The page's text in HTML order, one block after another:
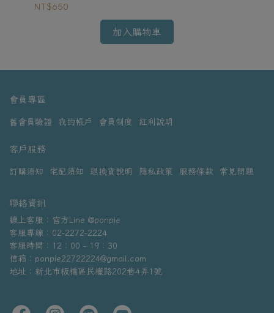
NT$650
加入購物車
會員專區
舊會員驗證 我的帳戶 會員制度 紅利說明
客戶服務
訂購須知 宅配須知 退換貨說明 隱私政策 服務條款 常見問題
聯絡資訊
線上客服：官方Line @ponpie
客服專線：02-2272-2224
客服時間：12：00 - 19：30
信箱：ponpie22722224@gmail.com
地址：新北市板橋區民權路202巷4弄1號